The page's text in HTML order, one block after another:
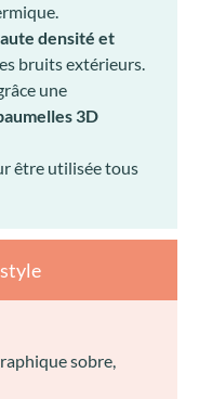
densité et
bruits extérieurs.
une
3D
être utilisée tous
sobre,